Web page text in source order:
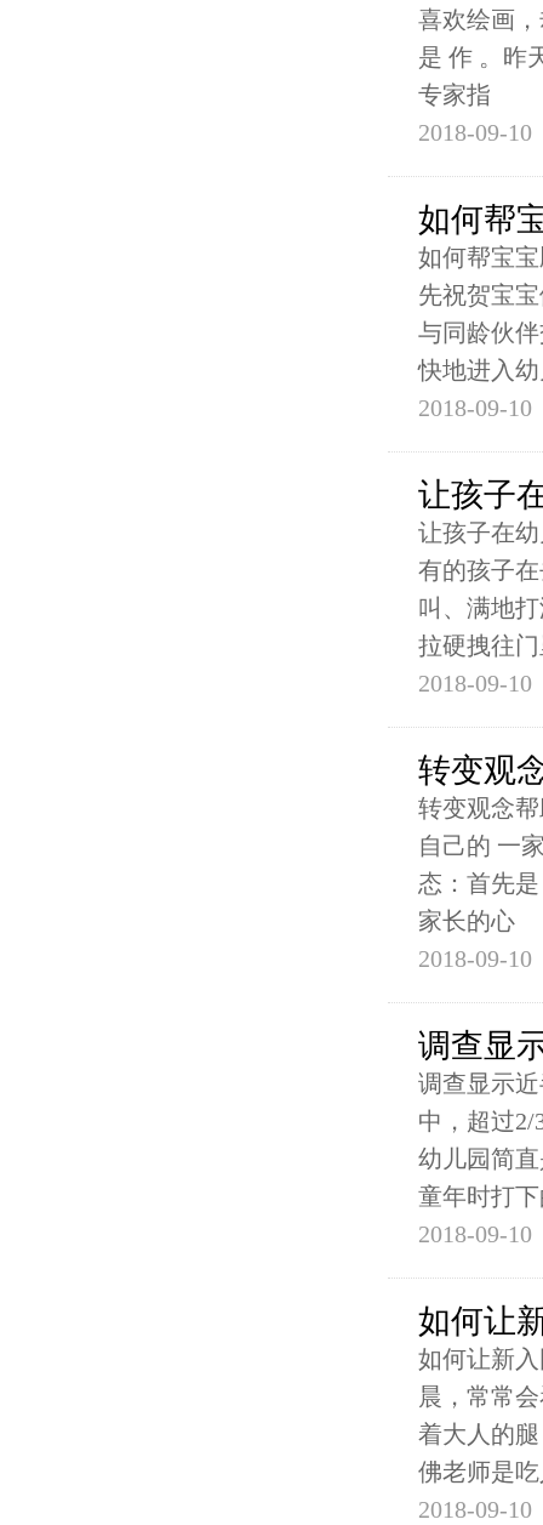
喜欢绘画
是 作 。昨
专家指
2018-09-10
如何帮
如何帮宝
先祝贺宝
与同龄伙
快地进入
2018-09-10
让孩子
让孩子在
有的孩子
叫、满地
拉硬拽往
2018-09-10
转变观
转变观念
自己的 一
态：首先
家长的心
2018-09-10
调查显
调查显示
中，超过2/
幼儿园简
童年时打
2018-09-10
如何让
如何让新
晨，常常
着大人的
佛老师是
2018-09-10